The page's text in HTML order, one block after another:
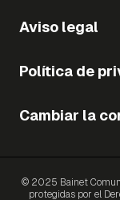
Aviso legal
Política de
Cambiar la
© 2025 Bainet
protegidas por el